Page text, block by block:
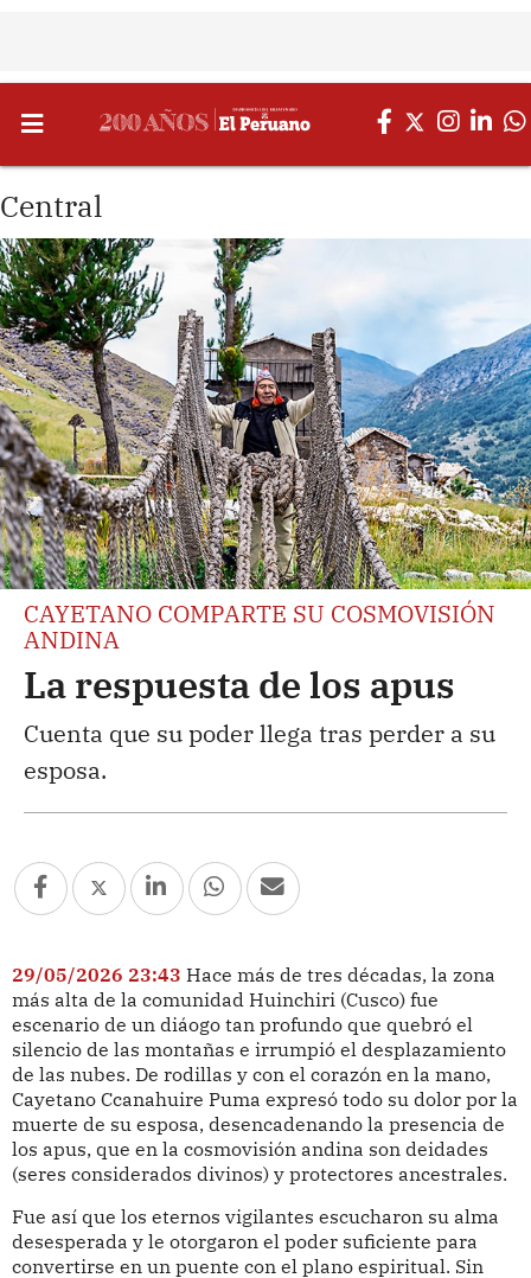
Central
CAYETANO COMPARTE SU COSMOVISIÓN
ANDINA
La respuesta de los apus
Cuenta que su poder llega tras perder a su
esposa.
29/05/2026 23:43 Hace más de tres décadas, la zona
más alta de la comunidad Huinchiri (Cusco) fue
escenario de un diáogo tan profundo que quebró el
silencio de las montañas e irrumpió el desplazamiento
de las nubes. De rodillas y con el corazón en la mano,
Cayetano Ccanahuire Puma expresó todo su dolor por la
muerte de su esposa, desencadenando la presencia de
los apus, que en la cosmovisión andina son deidades
(seres considerados divinos) y protectores ancestrales.
Fue así que los eternos vigilantes escucharon su alma
desesperada y le otorgaron el poder suficiente para
convertirse en un puente con el plano espiritual. Sin